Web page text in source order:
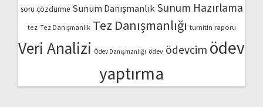
soru çözdürme Sunum Danışmanlık Sunum Hazırlama
tez Tez Danışmanlık Tez Danışmanlığı turnitin raporu
Veri Analizi Ödev Danışmanlığı ödev ödevcim ödev
yaptırma